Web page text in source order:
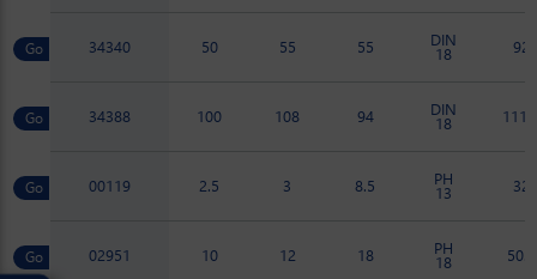
34340 50 55 55 DIN
18 92
34388 100 108 94 DIN
18
00119 2.5 3 8.5 PH
13 32
02951 10 12 18 PH
18 50.2